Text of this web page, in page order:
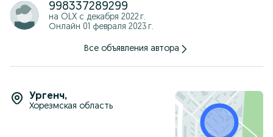
998337289299
на OLX с декабря 2022 г.
Онлайн 01 февраля 2023 г.
Все объявления автора
Ургенч,
Хорезмская область